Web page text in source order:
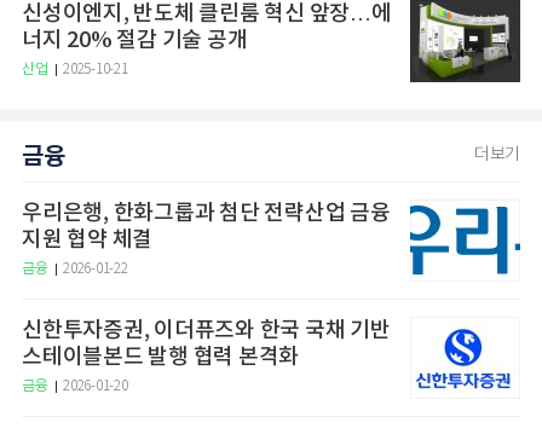
신성이엔지, 반도체 클린룸 혁신 앞장…에
너지 20% 절감 기술 공개
산업 2025-10-21
금융 더보기
우리은행, 한화그룹과 첨단 전략산업 금융
지원 협약 체결
금융 2026-01-22
신한투자증권, 이더퓨즈와 한국 국채 기반
스테이블본드 발행 협력 본격화
금융 2026-01-20